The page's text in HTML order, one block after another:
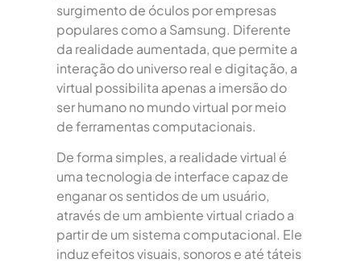
surgimento de óculos por empresas
populares como a Samsung. Diferente
da realidade aumentada, que permite a
interação do universo real e digitação, a
virtual possibilita apenas a imersão do
ser humano no mundo virtual por meio
de ferramentas computacionais.
De forma simples, a realidade virtual é
uma tecnologia de interface capaz de
enganar os sentidos de um usuário,
através de um ambiente virtual criado a
partir de um sistema computacional. Ele
induz efeitos visuais, sonoros e até táteis